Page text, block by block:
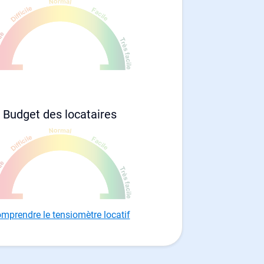
Budget des locataires
le tensiomètre locatif